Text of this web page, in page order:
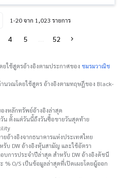
1-20 จาก 1,023 รายการ
4 5 52
ยใช้สูตรอ้างอิงตามประกาศของ ชมรมวาณิช
นวณโดยใช้สูตร อ้างอิงตามทฤษฎีของ Black-
งหลักทรัพย์อ้างอิงล่าสุด
น ตั้งแต่วันนี้ถึงวันซื้อขายวันสุดท้าย
อ้างอิงจากธนาคารแห่งประเทศไทย
บ DW อ้างอิงหุ้นสามัญ และใช้อัตรา
การประจำปีล่าสุด สำหรับ DW อ้างอิงดัชนี
% O/S เป็นข้อมูลล่าสุดที่เปิดเผยโดยผู้ออก